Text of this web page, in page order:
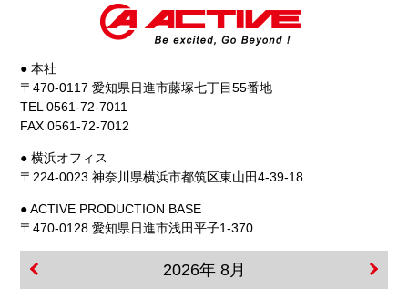
● 本社
〒470-0117 愛知県日進市藤塚七丁目55番地
TEL 0561-72-7011
FAX 0561-72-7012
● 横浜オフィス
〒224-0023 神奈川県横浜市都筑区東山田4-39-18
● ACTIVE PRODUCTION BASE
〒470-0128 愛知県日進市浅田平子1-370
2026年 8月